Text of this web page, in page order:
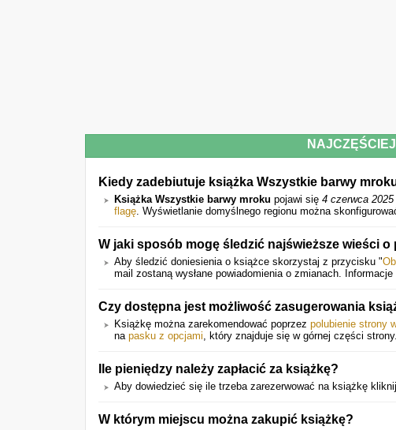
Kiedy zadebiutuje książka Wszystkie barwy
Książka Wszystkie barwy mroku pojawi się 4 czerwca 2025
flagę. Wyświetlanie domyślnego regionu można
W jaki sposób mogę śledzić najświeższe wieści o
Aby śledzić doniesienia o książce skorzystaj z przycisku "
mail zostaną wysłane powiadomienia o zmianach.
Czy dostępna jest możliwość zasugerowania
Książkę można zarekomendować poprzez polubienie strony
na pasku z opcjami, który znajduje się w górnej części strony.
Ile pieniędzy należy zapłacić za książkę?
Aby dowiedzieć się ile trzeba zarezerwować na książkę
W którym miejscu można zakupić książkę?